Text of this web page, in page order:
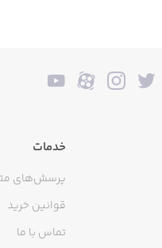
خدمات
پرسش‌های
قوانین خرید
تماس با ما